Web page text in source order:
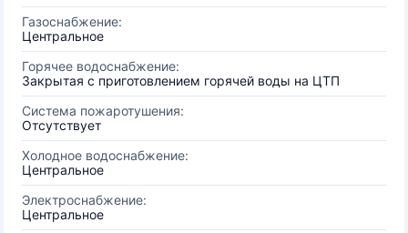
Газоснабжение:
Центральное
Горячее водоснабжение:
Закрытая с приготовлением горячей воды на ЦТП
Система пожаротушения:
Отсутствует
Холодное водоснабжение:
Центральное
Электроснабжение:
Центральное